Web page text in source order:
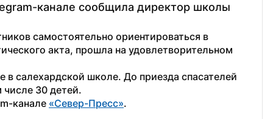
канале сообщила директор школы
самостоятельно ориентироваться в
акта, прошла на удовлетворительном
в салехардской школе. До приезда спасателей
30 детей.
канале «Север-Пресс».